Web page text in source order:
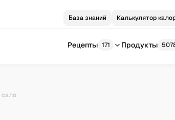
База знаний Калькулятор
Рецепты 171 Продукты
сало